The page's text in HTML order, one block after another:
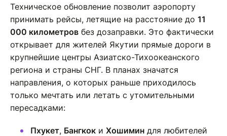
Техническое обновление позволит аэропорту
принимать рейсы, летящие на расстояние до 11
000 километров без дозаправки. Это фактически
открывает для жителей Якутии прямые дороги в
крупнейшие центры Азиатско-Тихоокеанского
региона и страны СНГ. В планах значатся
направления, о которых раньше приходилось
только мечтать или летать с утомительными
пересадками:
Пхукет, Бангкок и Хошимин для любителей